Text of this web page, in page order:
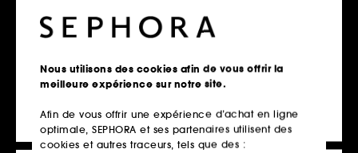
MONTBLANC
117,00€
VERSACE
59,00€
Nous utilisons des cookies afin de vous offrir la
meilleure expérience sur notre site.
Afin de vous offrir une expérience d’achat en ligne
optimale, SEPHORA et ses partenaires utilisent des
cookies et autres traceurs, tels que des :